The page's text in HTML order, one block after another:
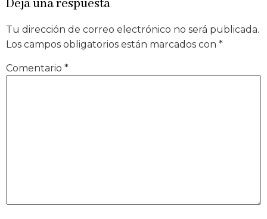
Deja una respuesta
Tu dirección de correo electrónico no será publicada.
Los campos obligatorios están marcados con *
Comentario *